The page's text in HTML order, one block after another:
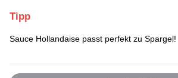
Tipp
Sauce Hollandaise passt perfekt zu Spargel!